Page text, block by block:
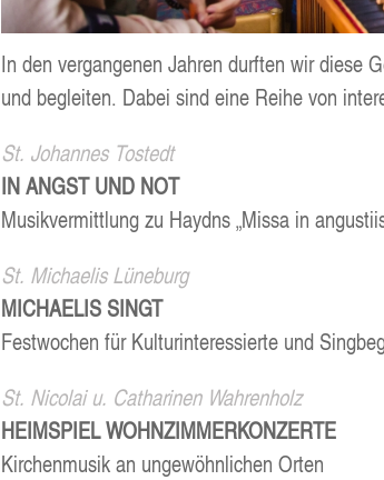
In den ver­gan­ge­nen Jah­ren durf­ten wir die­se
und beglei­ten. Dabei sind eine Rei­he von
St. Johan­nes Tostedt
IN ANGST UND NOT
Musik­ver­mitt­lung zu Haydns „Mis­sa in
St. Michae­lis Lüne­burg
MICHAE­LIS SINGT
Fest­wo­chen für Kul­tur­in­ter­es­sier­te und
St. Nico­lai u. Catha­ri­nen Wah­ren­holz
HEIM­SPIEL WOHN­ZIM­MER­KON­ZER­TE
Kir­chen­mu­sik an unge­wöhn­li­chen Orten